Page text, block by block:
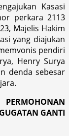
Kasasi
perkara 2113
Majelis Hakim
yang diajukan
pendiri
Henry Surya
denda sebesar
GANTI